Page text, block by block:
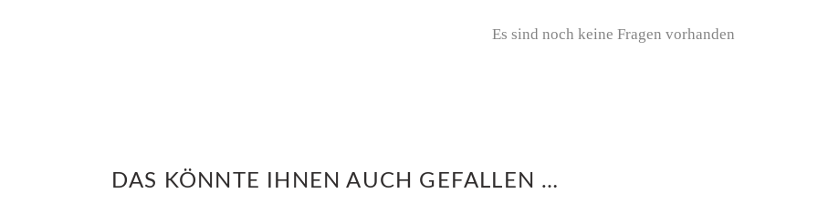
Es sind noch keine Fragen vorhanden
DAS KÖNNTE IHNEN AUCH GEFALLEN …